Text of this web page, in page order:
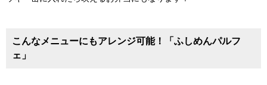
こんなメニューにもアレンジ可能！「ふしめんパルフ
ェ」